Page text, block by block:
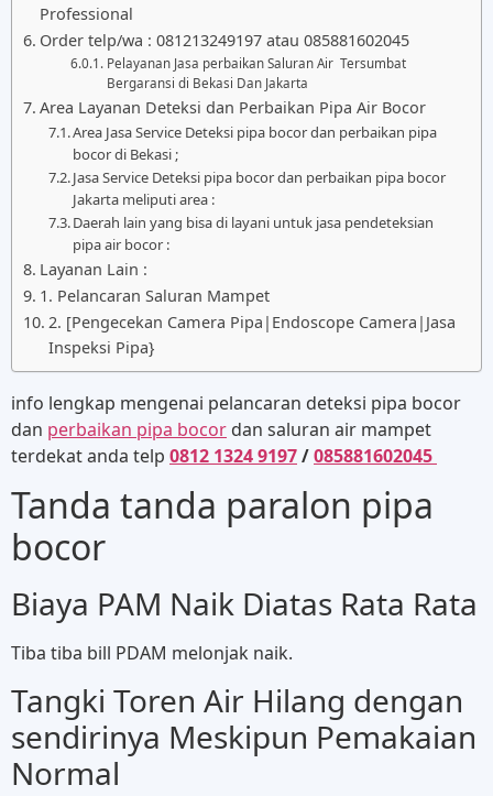
Professional
Order telp/wa : 081213249197 atau 085881602045
Pelayanan Jasa perbaikan Saluran Air Tersumbat
Bergaransi di Bekasi Dan Jakarta
Area Layanan Deteksi dan Perbaikan Pipa Air Bocor
Area Jasa Service Deteksi pipa bocor dan perbaikan pipa
bocor di Bekasi ;
Jasa Service Deteksi pipa bocor dan perbaikan pipa bocor
Jakarta meliputi area :
Daerah lain yang bisa di layani untuk jasa pendeteksian
pipa air bocor :
Layanan Lain :
1. Pelancaran Saluran Mampet
2. [Pengecekan Camera Pipa|Endoscope Camera|Jasa
Inspeksi Pipa}
info lengkap mengenai pelancaran deteksi pipa bocor
dan perbaikan pipa bocor dan saluran air mampet
terdekat anda telp 0812 1324 9197/085881602045
Tanda tanda paralon pipa
bocor
Biaya PAM Naik Diatas Rata Rata
Tiba tiba bill PDAM melonjak naik.
Tangki Toren Air Hilang dengan
sendirinya Meskipun Pemakaian
Normal